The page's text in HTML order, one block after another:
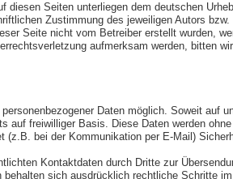
diesen Seiten unterliegen dem deutschen
Zustimmung des jeweiligen Autors
Seite nicht vom Betreiber erstellt wurden,
aufmerksam werden, bitten
Daten möglich. Soweit auf
auf freiwilliger Basis. Diese Daten werden
(z.B. bei der Kommunikation per E-Mail)
Kontaktdaten durch Dritte zur
sich ausdrücklich rechtliche Schritte